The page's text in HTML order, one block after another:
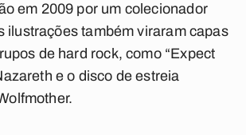
em 2009 por um colecionador
ilustrações também viraram capas
de hard rock, como “Expect
e o disco de estreia